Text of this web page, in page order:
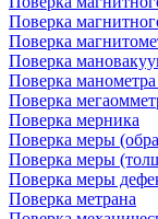
Поверка
Поверка
Поверка
Поверка манометра
Поверка
Поверка мерника
Поверка меры
Поверка меры
Поверка меры
Поверка метрана